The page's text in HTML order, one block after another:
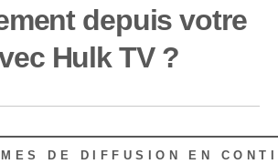
depuis votre
Hulk TV ?
DE DIFFUSION EN